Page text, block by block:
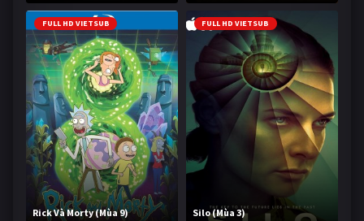
FULL HD VIETSUB
Rick Và Morty (Mùa 9)
FULL HD VIETSUB
Silo (Mùa 3)